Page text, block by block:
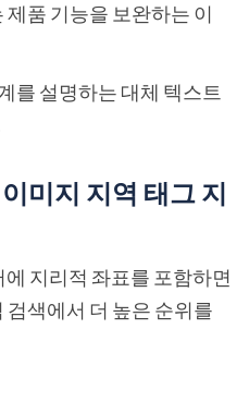
품 기능을 보완하는 이
를 설명하는 대체 텍스트
미지 지역 태그 지
지리적 좌표를 포함하면
색에서 더 높은 순위를